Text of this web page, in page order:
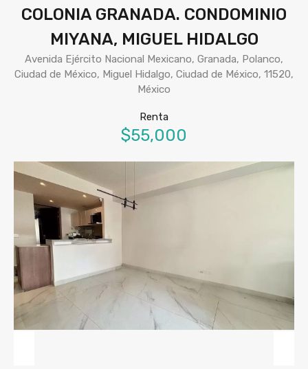
COLONIA GRANADA. CONDOMINIO
MIYANA, MIGUEL HIDALGO
Avenida Ejército Nacional Mexicano, Granada, Polanco,
Ciudad de México, Miguel Hidalgo, Ciudad de México, 11520,
México
Renta
$55,000